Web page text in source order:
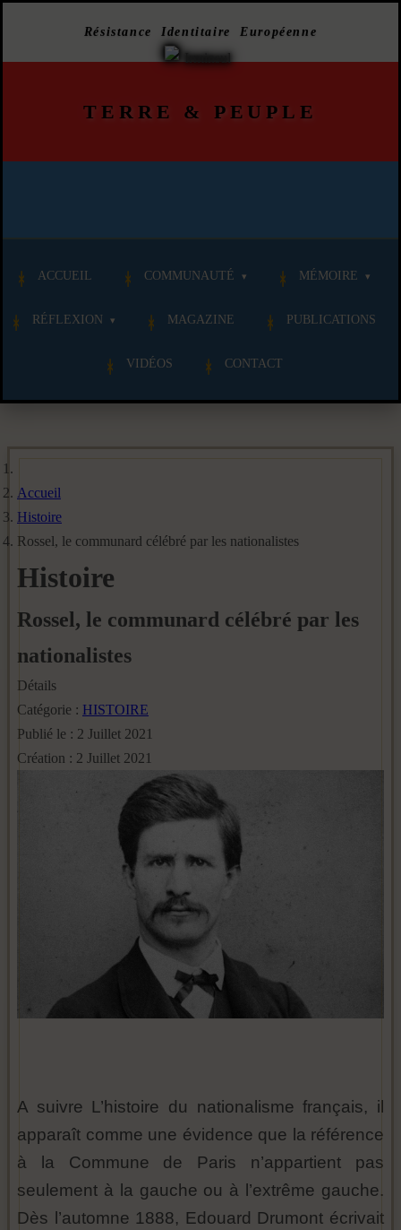
Résistance Identitaire Européenne
TERRE & PEUPLE
ACCUEIL COMMUNAUTÉ MÉMOIRE
RÉFLEXION MAGAZINE PUBLICATIONS
VIDÉOS CONTACT
Accueil
Histoire
Rossel, le communard célébré par les nationalistes
Histoire
Rossel, le communard célébré par les
nationalistes
Détails
Catégorie : HISTOIRE
Publié le : 2 Juillet 2021
Création : 2 Juillet 2021
A suivre L’histoire du nationalisme français, il
apparaît comme une évidence que la référence
à la Commune de Paris n’appartient pas
seulement à la gauche ou à l’extrême gauche.
Dès l’automne 1888, Edouard Drumont écrivait